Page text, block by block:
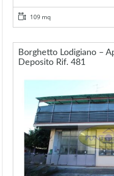
109 mq
Borghetto Lodigiano –
Deposito Rif. 481